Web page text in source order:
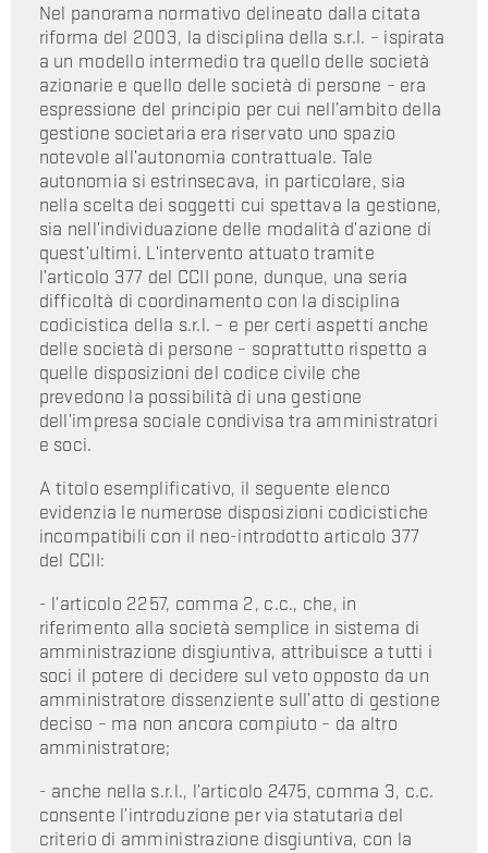
Nel panorama normativo delineato dalla citata
riforma del 2003, la disciplina della s.r.l. – ispirata
a un modello intermedio tra quello delle società
azionarie e quello delle società di persone – era
espressione del principio per cui nell’ambito della
gestione societaria era riservato uno spazio
notevole all’autonomia contrattuale. Tale
autonomia si estrinsecava, in particolare, sia
nella scelta dei soggetti cui spettava la gestione,
sia nell’individuazione delle modalità d’azione di
quest’ultimi. L’intervento attuato tramite
l’articolo 377 del CCII pone, dunque, una seria
difficoltà di coordinamento con la disciplina
codicistica della s.r.l. – e per certi aspetti anche
delle società di persone – soprattutto rispetto a
quelle disposizioni del codice civile che
prevedono la possibilità di una gestione
dell’impresa sociale condivisa tra amministratori
e soci.
A titolo esemplificativo, il seguente elenco
evidenzia le numerose disposizioni codicistiche
incompatibili con il neo-introdotto articolo 377
del CCII:
- l’articolo 2257, comma 2, c.c., che, in
riferimento alla società semplice in sistema di
amministrazione disgiuntiva, attribuisce a tutti i
soci il potere di decidere sul veto opposto da un
amministratore dissenziente sull’atto di gestione
deciso – ma non ancora compiuto – da altro
amministratore;
- anche nella s.r.l., l’articolo 2475, comma 3, c.c.
consente l’introduzione per via statutaria del
criterio di amministrazione disgiuntiva, con la